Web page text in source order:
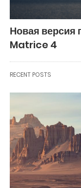
Новая версия
Matrice 4
RECENT POSTS